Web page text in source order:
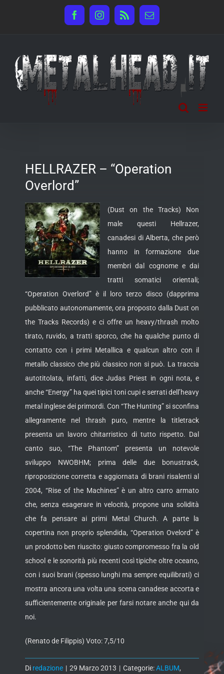
FacebookInstagram
Rss Email
HELLRAZER – “Operation
Overlord”
(Dust on the Tracks) Non
male questi Hellrazer,
canadesi di Alberta, che però
hanno in formazione due
membri dal cognome e dai
tratti somatici orientali;
“Operation Overlord” è il loro terzo disco (dapprima
pubblicato autonomamente, ora proposto dalla Dust on
the Tracks Records) e ci offre un heavy/thrash molto
tirato, ruvido, a tratti sporco, che ha qualche punto di
contatto con i primi Metallica e qualcun altro con il
metallo classico che più classico non si può. La traccia
autotitolata, infatti, dice Judas Priest in ogni nota, e
anche “Energy” ha quei tipici toni cupi e serrati dell’heavy
metal inglese dei primordi. Con “The Hunting” si sconfina
allegramente nel thrash puro, mentre la titletrack
presenta un lavoro chitarristico di tutto rispetto. Dal
canto suo, “The Phantom” presenta un notevole
sviluppo NWOBHM; prima delle due bonustrack,
riproposizione corretta e aggiornata di brani risalenti al
2004, “Rise of the Machines” è un altro carro armato
che, senza esagerare in velocità, propone una solidità
che fa pensare ai primi Metal Church. A parte la
copertina non proprio splendida, “Operation Ovelord” è
un prodotto ben riuscito: giusto compromesso fra la old
school e le sonorità più recenti così tipiche oltre oceano,
con i suoi brani (spesso lunghi ma sempre equilibrati) ci
mostra ancora una volta una scena canadese accorta e
sufficientemente originale per farsi notare anche qui da
noi.
(Renato de Filippis) Voto: 7,5/10
Di redazione | 29 Marzo 2013 | Categorie:ALBUM,